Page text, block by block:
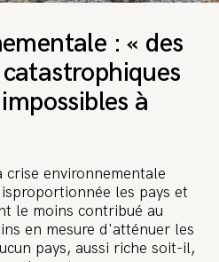
: « des
à
crise environnementale
les pays et
le moins contribué au
en mesure d'atténuer les
pays, aussi riche soit-il,
Une
d’anéantir La